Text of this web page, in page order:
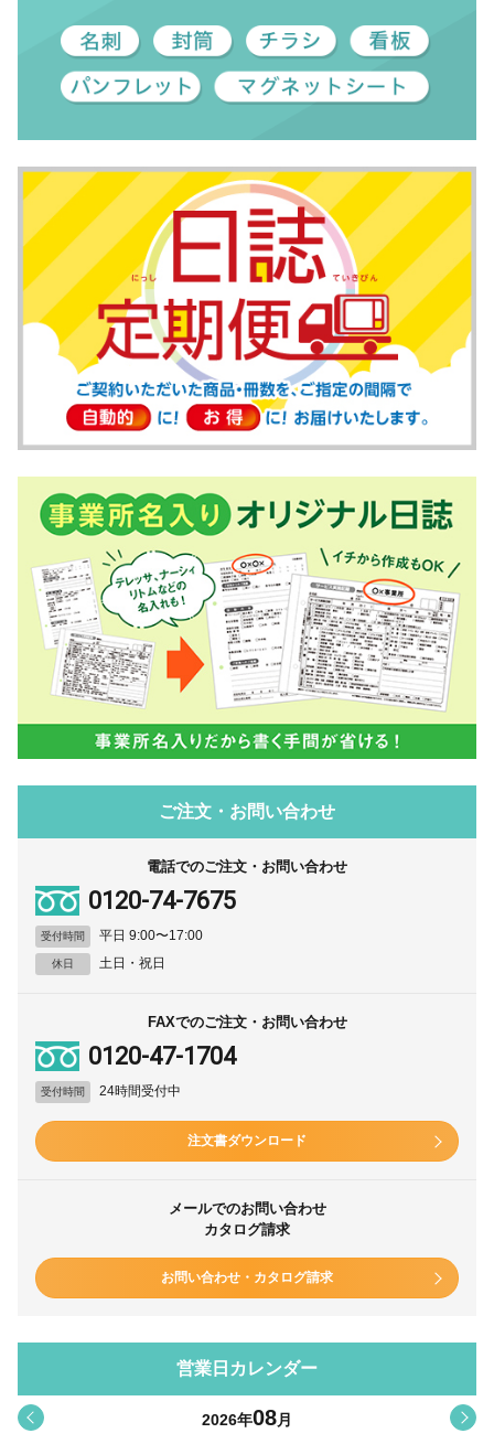
ご注文・お問い合わせ
電話でのご注文・お問い合わせ
0120-74-7675
受付時間 平日 9:00〜17:00
休日 土日・祝日
FAXでのご注文・お問い合わせ
0120-47-1704
受付時間 24時間受付中
注文書ダウンロード
メールでのお問い合わせ
カタログ請求
お問い合わせ・カタログ請求
営業日カレンダー
< 2026年08月